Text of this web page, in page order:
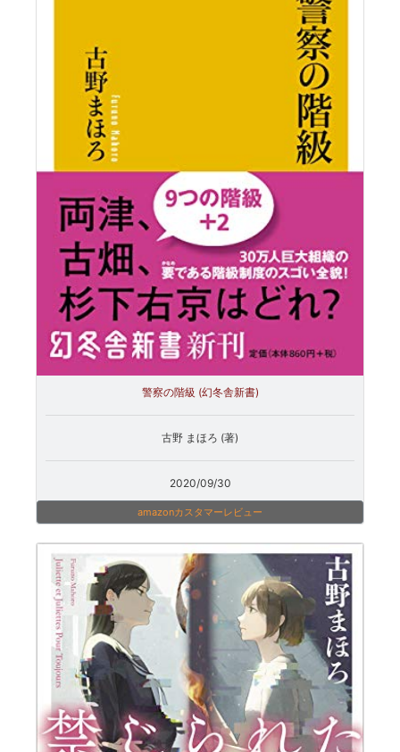
警察の階級 (幻冬舎新書)
古野 まほろ (著)
2020/09/30
amazonカスタマーレビュー